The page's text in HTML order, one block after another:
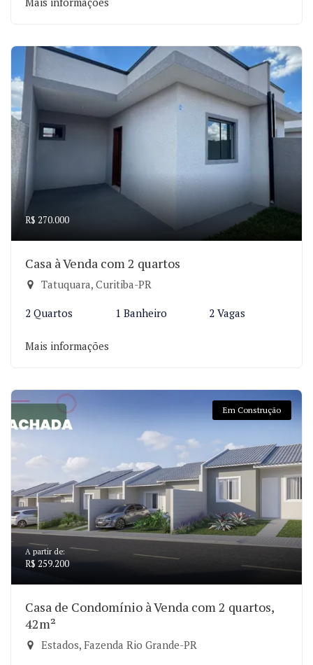
R$ 270.000
Casa à Venda com 2 quartos
Tatuquara, Curitiba-PR
2 Quartos 1 Banheiro 2 Vagas
Mais informações
Em Construção
A partir de:
R$ 259.200
Casa de Condomínio à Venda com 2 quartos,
42m²
Estados, Fazenda Rio Grande-PR